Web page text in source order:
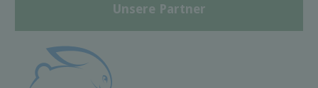
Unsere Partner